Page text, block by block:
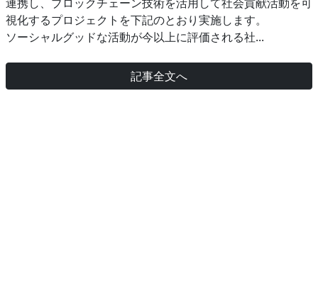
視化するプロジェクトを下記のとおり実施します。
ソーシャルグッドな活動が今以上に評価される社...
記事全文へ